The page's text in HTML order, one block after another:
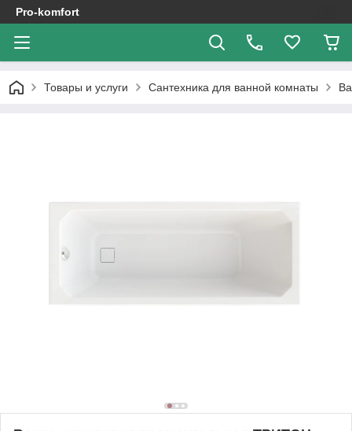
Pro-komfort
Товары и услуги Сантехника для ванной комнаты